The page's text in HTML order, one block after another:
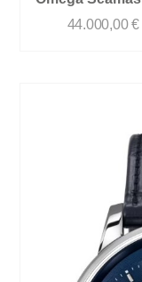
44.000,00€